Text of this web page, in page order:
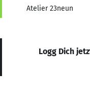
Atelier 23neun
Logg Dich